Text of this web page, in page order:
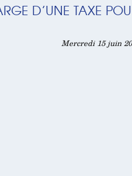
D’UNE TAXE
Mercredi 15 juin